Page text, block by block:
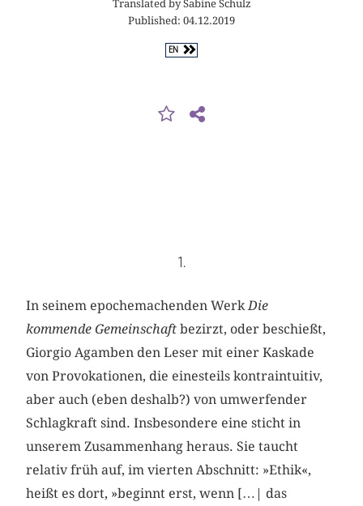
Translated by Sabine Schulz
Published: 04.12.2019
EN
1.
In seinem epochemachenden WerkDie
kommende Gemeinschaft bezirzt, oder beschießt,
Giorgio Agamben den Leser mit einer Kaskade
von Provokationen, die einesteils kontraintuitiv,
aber auch (eben deshalb?) von umwerfender
Schlagkraft sind. Insbesondere eine sticht in
unserem Zusammenhang heraus. Sie taucht
relativ früh auf, im vierten Abschnitt: »Ethik«,
heißt es dort, »beginnt erst, wenn […| das